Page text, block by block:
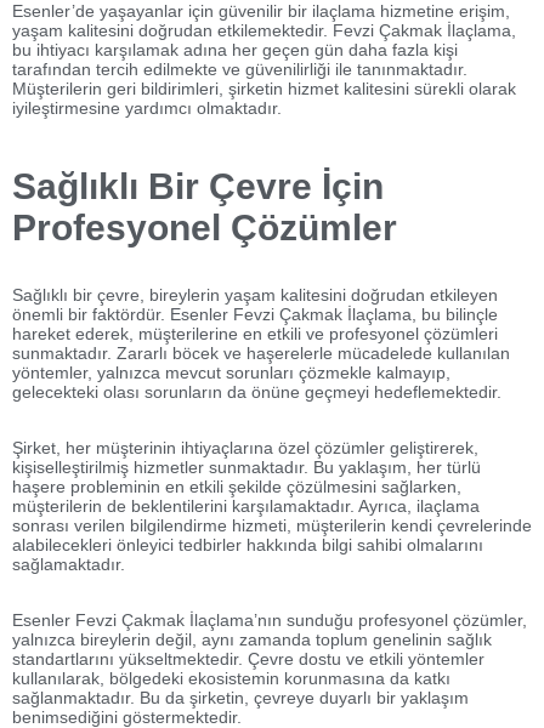
Esenler’de yaşayanlar için güvenilir bir ilaçlama hizmetine erişim,
yaşam kalitesini doğrudan etkilemektedir. Fevzi Çakmak İlaçlama,
bu ihtiyacı karşılamak adına her geçen gün daha fazla kişi
tarafından tercih edilmekte ve güvenilirliği ile tanınmaktadır.
Müşterilerin geri bildirimleri, şirketin hizmet kalitesini sürekli olarak
iyileştirmesine yardımcı olmaktadır.
Sağlıklı Bir Çevre İçin
Profesyonel Çözümler
Sağlıklı bir çevre, bireylerin yaşam kalitesini doğrudan etkileyen
önemli bir faktördür. Esenler Fevzi Çakmak İlaçlama, bu bilinçle
hareket ederek, müşterilerine en etkili ve profesyonel çözümleri
sunmaktadır. Zararlı böcek ve haşerelerle mücadelede kullanılan
yöntemler, yalnızca mevcut sorunları çözmekle kalmayıp,
gelecekteki olası sorunların da önüne geçmeyi hedeflemektedir.
Şirket, her müşterinin ihtiyaçlarına özel çözümler geliştirerek,
kişiselleştirilmiş hizmetler sunmaktadır. Bu yaklaşım, her türlü
haşere probleminin en etkili şekilde çözülmesini sağlarken,
müşterilerin de beklentilerini karşılamaktadır. Ayrıca, ilaçlama
sonrası verilen bilgilendirme hizmeti, müşterilerin kendi çevrelerinde
alabilecekleri önleyici tedbirler hakkında bilgi sahibi olmalarını
sağlamaktadır.
Esenler Fevzi Çakmak İlaçlama’nın sunduğu profesyonel çözümler,
yalnızca bireylerin değil, aynı zamanda toplum genelinin sağlık
standartlarını yükseltmektedir. Çevre dostu ve etkili yöntemler
kullanılarak, bölgedeki ekosistemin korunmasına da katkı
sağlanmaktadır. Bu da şirketin, çevreye duyarlı bir yaklaşım
benimsediğini göstermektedir.